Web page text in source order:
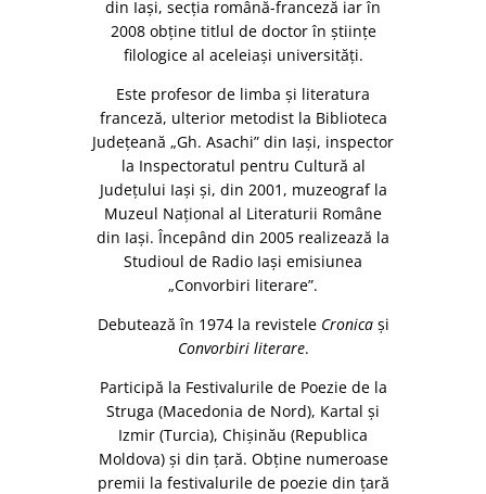
din Iaşi, secţia română-franceză iar în
2008 obţine titlul de doctor în ştiinţe
filologice al aceleiaşi universităţi.
Este profesor de limba şi literatura
franceză, ulterior metodist la Biblioteca
Judeţeană „Gh. Asachi” din Iaşi, inspector
la Inspectoratul pentru Cultură al
Judeţului Iaşi şi, din 2001, muzeograf la
Muzeul Naţional al Literaturii Române
din Iaşi. Începând din 2005 realizează la
Studioul de Radio Iaşi emisiunea
„Convorbiri literare”.
Debutează în 1974 la revistele Cronicaşi
Convorbiri literare.
Participă la Festivalurile de Poezie de la
Struga (Macedonia de Nord), Kartal şi
Izmir (Turcia), Chişinău (Republica
Moldova) şi din ţară. Obţine numeroase
premii la festivalurile de poezie din ţară